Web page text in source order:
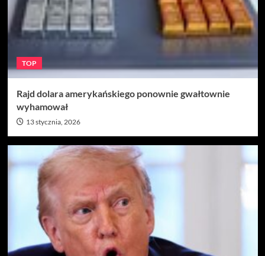
TOP
Rajd dolara amerykańskiego ponownie gwałtownie
wyhamował
13 stycznia, 2026